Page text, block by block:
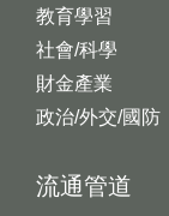
教育學習
社會/科學
財金產業
政治/外交/國防
流通管道